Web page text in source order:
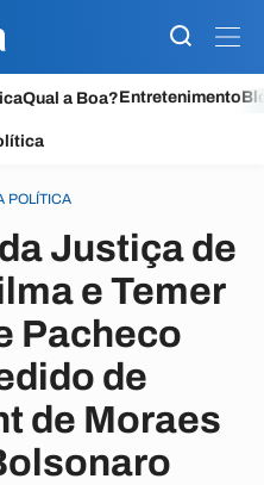
Qual a Boa?Entretenimento
POLÍTICA
Justiça de
e Temer
Pacheco
de
de Moraes